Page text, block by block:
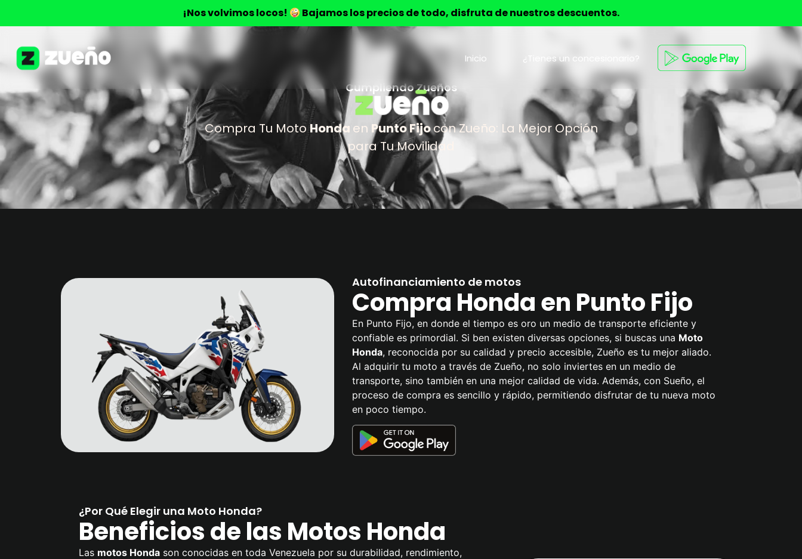
¡Nos volvimos locos! Bajamos los precios de todo, disfruta de nuestros descuentos.
Inicio ¿Tienes un concesionario?
Cumpliendo Zueños
Compra Tu MotoHonda en Punto Fijocon Zueño: La Mejor Opción
para Tu Movilidad
Autofinanciamiento de motos
Compra Honda en Punto Fijo
En Punto Fijo, en donde el tiempo es oro un medio de transporte eficiente y
confiable es primordial. Si ben existen diversas opciones, si buscas una Moto
Honda, reconocida por su calidad y precio accesible, Zueño es tu mejor aliado.
Al adquirir tu moto a través de Zueño, no solo inviertes en un medio de
transporte, sino también en una mejor calidad de vida. Además, con Sueño, el
proceso de compra es sencillo y rápido, permitiendo disfrutar de tu nueva moto
en poco tiempo.
¿Por Qué Elegir una Moto Honda?
Beneficios de las Motos Honda
Las motos Honda son conocidas en toda Venezuela por su durabilidad, rendimiento,